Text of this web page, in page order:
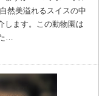
然美溢れるスイスの中
します。この動物園は
…